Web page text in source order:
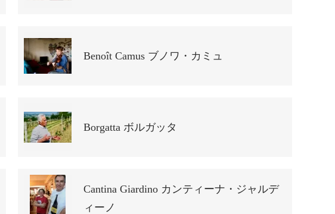
Benoît Camus ブノワ・カミュ
Borgatta ボルガッタ
Cantina Giardino カンティーナ・ジャルデ
ィーノ